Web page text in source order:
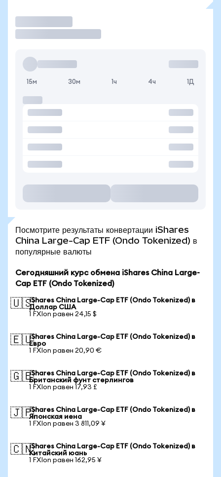
15м 30м 1ч 4ч 1Д
Посмотрите результаты конвертации iShares
China Large-Cap ETF (Ondo Tokenized) в
популярные валюты
Сегодняшний курс обмена iShares China Large-
Cap ETF (Ondo Tokenized)
🇺🇸iShares China Large-Cap ETF (Ondo Tokenized) в
Доллар США
1 FXIon равен 24,15 $
🇪🇺iShares China Large-Cap ETF (Ondo Tokenized) в
Евро
1 FXIon равен 20,90 €
🇬🇧iShares China Large-Cap ETF (Ondo Tokenized) в
Британский фунт стерлингов
1 FXIon равен 17,93 £
🇯🇵iShares China Large-Cap ETF (Ondo Tokenized) в
Японская иена
1 FXIon равен 3 811,09 ¥
🇨🇳iShares China Large-Cap ETF (Ondo Tokenized) в
Китайский юань
1 FXIon равен 162,95 ¥